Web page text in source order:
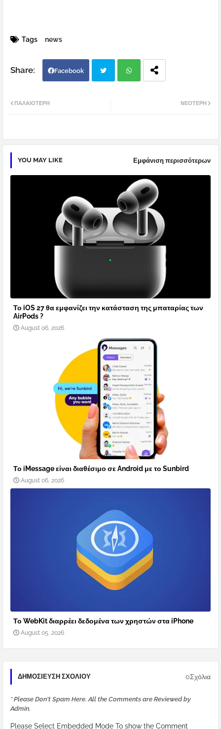
Tags news
Facebook
pp
ΝΕΌΤΕΡΗ
ΠΑΛΑΙΌΤΕΡΗ
YOU MAY LIKE Εμφάνιση περισσότερων
Το iOS 27 θα εμφανίζει την κατάσταση της μπαταρίας των
AirPods ?
August 06, 2026
Το iMessage είναι διαθέσιμο σε Android με το Sunbird
August 06, 2026
Το WebKit διαρρέει δεδομένα των χρηστών στα iPhone
August 05, 2026
ΔΗΜΟΣΊΕΥΣΗ ΣΧΟΛΊΟΥ 0Σχόλια
* Please Don't Spam Here. All the Comments are Reviewed by
Admin.
Please Select Embedded Mode To show the Comment